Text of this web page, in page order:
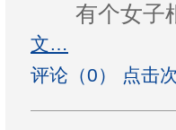
有个女子根
文…
评论（0） 点击